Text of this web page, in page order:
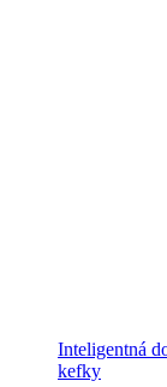
Inteligentná
kefky